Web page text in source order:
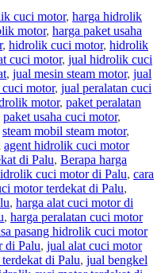
cuci motor, harga hidrolik
motor, harga paket usaha
, hidrolik cuci motor, hidrolik
cuci motor, jual hidrolik cuci
, jual mesin steam motor, jual
cuci motor, jual peralatan cuci
motor, paket peralatan
paket usaha cuci motor,
steam mobil steam motor,
agent hidrolik cuci motor
di Palu, Berapa harga
cuci motor di Palu, cara
motor terdekat di Palu,
, harga alat cuci motor di
, harga peralatan cuci motor
pasang hidrolik cuci motor
di Palu, jual alat cuci motor
di Palu, jual bengkel